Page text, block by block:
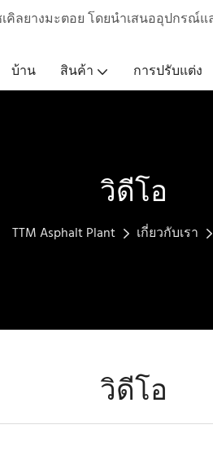
คิลยางมะตอย โดยนำเสนออุปกรณ์
บ้าน
สินค้า การปรับแต่ง
วิดีโอ
TTM Asphalt Plant เกี่ยวกับเรา
วิดีโอ